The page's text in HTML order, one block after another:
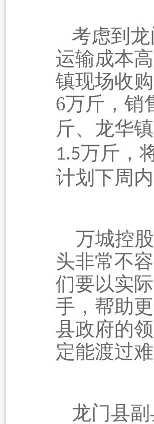
考虑到
运输成本
镇现场收
6万斤，销
斤、龙华
1.5万斤，
计划下周
万城控
头非常不
们要以实
手，帮助
县政府的
定能渡过
龙门县